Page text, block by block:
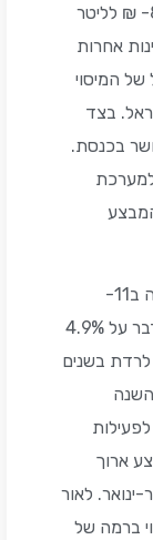
דחפה את מחיר הדלק לעלות אל מעל ל8- ₪ לליטר
אחרות
המיסוי
בצד
תקציב המדינה לשנת 2026 אושר בכנסת.
₪ למערכת
אל מול עדכון תחזית ההכנסות כלפי מעלה ב11-
מיליארד .₪ יעד הגירעון נקבע בסופו של דבר על 4.9%
בשנים
ארוך
לאור
ברמה של